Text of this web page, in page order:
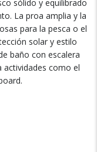
sólido y equilibrado
La proa amplia y la
para la pesca o el
solar y estilo
baño con escalera
actividades como el